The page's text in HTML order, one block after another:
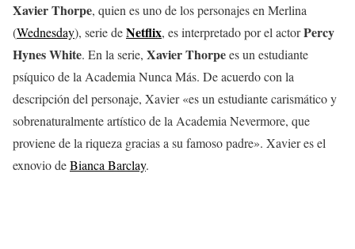
Xavier Thorpe, quien es uno de los personajes en Merlina
(Wednesday), serie deNetflix, es interpretado por el actorPercy
Hynes White. En la serie, Xavier Thorpees un estudiante
psíquico de la Academia Nunca Más. De acuerdo con la
descripción del personaje, Xavier «es un estudiante carismático y
sobrenaturalmente artístico de la Academia Nevermore, que
proviene de la riqueza gracias a su famoso padre». Xavier es el
exnovio deBianca Barclay.